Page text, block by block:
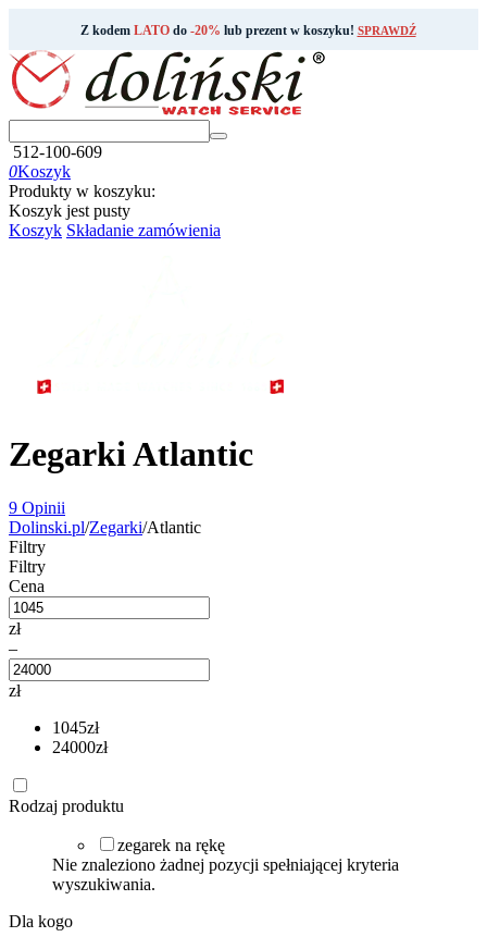
Z kodem LATOdo -20% lub prezent w koszyku! SPRAWDŹ
512-100-609
0Koszyk
Produkty w koszyku:
Koszyk jest pusty
Koszyk Składanie zamówienia
Zegarki Atlantic
9 Opinii
Dolinski.pl/Zegarki/Atlantic
Filtry
Filtry
Cena
zł
–
zł
1045zł
24000zł
Rodzaj produktu
zegarek na rękę
Nie znaleziono żadnej pozycji spełniającej kryteria
wyszukiwania.
Dla kogo